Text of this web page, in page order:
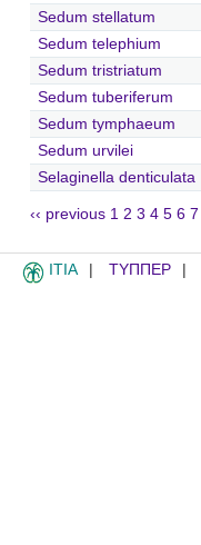
Sedum stellatum
Sedum telephium
Sedum tristriatum
Sedum tuberiferum
Sedum tymphaeum
Sedum urvilei
Selaginella denticulata
‹‹ previous 1 2 3 4 5 6 7
ITIA ΤΥΠΠΕΡ